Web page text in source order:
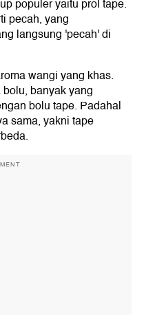
populer yaitu prol tape.
pecah, yang
langsung 'pecah' di
wangi yang khas.
banyak yang
bolu tape. Padahal
sama, yakni tape